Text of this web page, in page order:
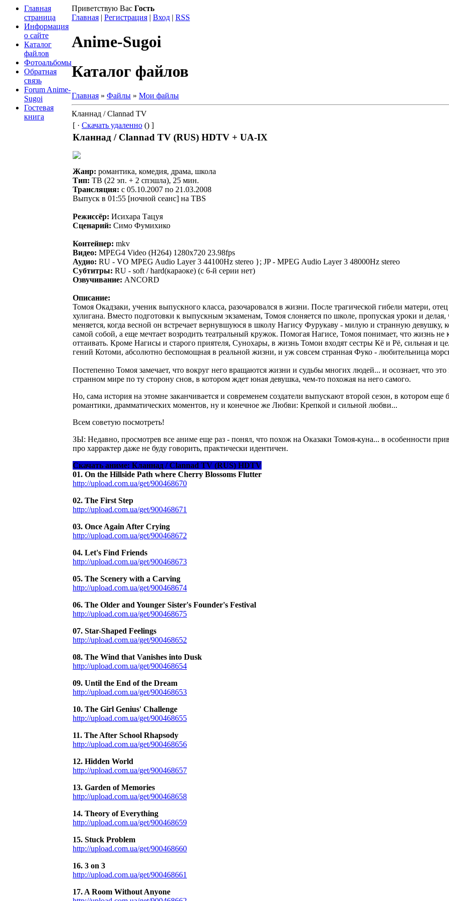
Главная
страница
Информация
о сайте
Каталог
файлов
Фотоальбомы
Обратная
связь
Forum Anime-
Sugoi
Гостевая
книга
Приветствую Вас Гость
Главная | Регистрация | Вход | RSS
Anime-Sugoi
Каталог файлов
Главная » Файлы » Мои файлы
Кланнад / Clannad TV
[ · Скачать удаленно () ]
Кланнад / Clannad TV (RUS) HDTV + UA-IX
Жанр: романтика, комедия, драма, школа
Тип: ТВ (22 эп. + 2 спэшла), 25 мин.
Трансляция: c 05.10.2007 по 21.03.2008
Выпуск в 01:55 [ночной сеанс] на TBS
Режиссёр: Исихара Тацуя
Сценарий: Симо Фумихико
Контейнер: mkv
Видео: MPEG4 Video (H264) 1280x720 23.98fps
Аудио: RU - VO MPEG Audio Layer 3 44100Hz stereo }; JP - MPEG Audio Layer 3 48000Hz stereo
Субтитры: RU - soft / hard(караоке) (с 6-й серии нет)
Озвучивание: ANCORD
Описание:
Томоя Окадзаки, ученик выпускного класса, разочаровался в жизни. После трагической гибели матери,
хулигана. Вместо подготовки к выпускным экзаменам, Томоя слоняется по школе, пропуская уроки и делая,
меняется, когда весной он встречает вернувшуюся в школу Нагису Фурукаву - милую и странную девушку,
самой собой, а еще мечтает возродить театральный кружок. Помогая Нагисе, Томоя понимает, что жизнь не
оттаивать. Кроме Нагисы и старого приятеля, Сунохары, в жизнь Томои входят сестры Кё и Рё, сильная и
гений Котоми, абсолютно беспомощная в реальной жизни, и уж совсем странная Фуко - любительница
Постепенно Томоя замечает, что вокруг него вращаются жизни и судьбы многих людей... и осознает, что
странном мире по ту сторону снов, в котором ждет юная девушка, чем-то похожая на него самого.
Но, сама история на этомне заканчивается и современем создатели выпускают второй сезон, в котором
романтики, драмматических моментов, ну и конечное же Любви: Крепкой и сильной любви...
Всем советую посмотреть!
ЗЫ: Недавно, просмотрев все аниме еще раз - понял, что похож на Оказаки Томоя-куна... в особенности
про харрактер даже не буду говорить, практически идентичен.
Скачать аниме: Кланнад / Clannad TV (RUS) HDTV
01. On the Hillside Path where Cherry Blossoms Flutter
http://upload.com.ua/get/900468670
02. The First Step
http://upload.com.ua/get/900468671
03. Once Again After Crying
http://upload.com.ua/get/900468672
04. Let's Find Friends
http://upload.com.ua/get/900468673
05. The Scenery with a Carving
http://upload.com.ua/get/900468674
06. The Older and Younger Sister's Founder's Festival
http://upload.com.ua/get/900468675
07. Star-Shaped Feelings
http://upload.com.ua/get/900468652
08. The Wind that Vanishes into Dusk
http://upload.com.ua/get/900468654
09. Until the End of the Dream
http://upload.com.ua/get/900468653
10. The Girl Genius' Challenge
http://upload.com.ua/get/900468655
11. The After School Rhapsody
http://upload.com.ua/get/900468656
12. Hidden World
http://upload.com.ua/get/900468657
13. Garden of Memories
http://upload.com.ua/get/900468658
14. Theory of Everything
http://upload.com.ua/get/900468659
15. Stuck Problem
http://upload.com.ua/get/900468660
16. 3 on 3
http://upload.com.ua/get/900468661
17. A Room Without Anyone